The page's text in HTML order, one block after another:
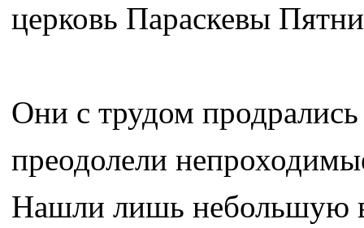
церковь Параскевы
Они с трудом
преодолели
Нашли лишь небольшую